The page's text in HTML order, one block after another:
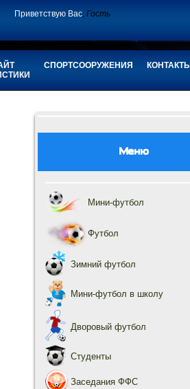
Приветствую Вас,Гость
СПОРТСООРУЖЕНИЯ КОНТАКТЫ
Меню
Мини-футбол
Футбол
Зимний футбол
Мини-футбол в школу
Дворовый футбол
Студенты
Заседания ФФС